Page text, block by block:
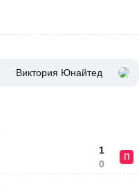
Виктория Юнайтед
1
0
П